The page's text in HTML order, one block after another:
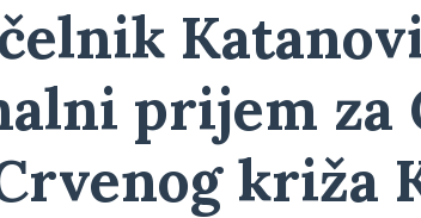
prijem za
križa